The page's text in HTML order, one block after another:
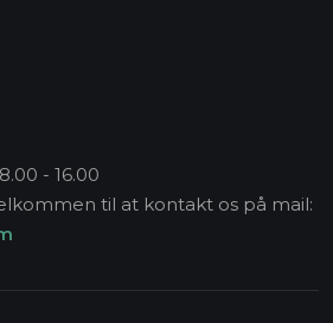
- 16.00
til at kontakt os på mail: